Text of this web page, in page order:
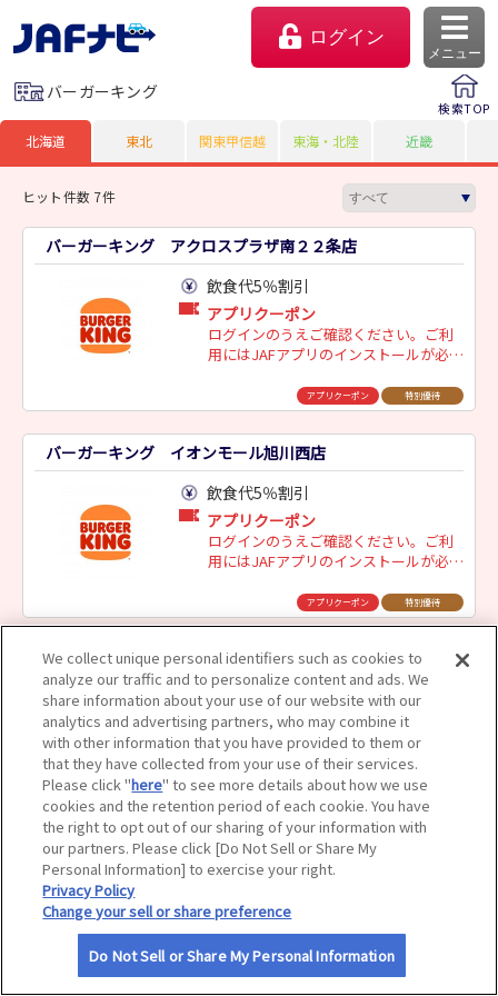
ログイン
メニュー
よくあるご質問
サイトマップ
バーガーキング
検索TOP
北海道 東北 関東甲信越 東海・北陸 近畿
ヒット件数 7件
バーガーキング アクロスプラザ南２２条店
飲食代5％割引
アプリクーポン
ログインのうえご確認ください。ご利
用にはJAFアプリのインストールが必要
アプリクーポン 特別優待
バーガーキング イオンモール旭川西店
飲食代5％割引
アプリクーポン
ログインのうえご確認ください。ご利
用にはJAFアプリのインストールが必要
アプリクーポン 特別優待
バーガーキング 帯広店
飲食代5％割引
アプリクーポン
ログインのうえご確認ください。ご利
用にはJAFアプリのインストールが必要
です。
アプリクーポン 特別優待
バーガーキング 札幌白石店
飲食代5％割引
アプリクーポン
ログインのうえご確認ください。ご利
用にはJAFアプリのインストールが必要
We collect unique personal identifiers such as cookies to
analyze our traffic and to personalize content and ads. We
share information about your use of our website with our
analytics and advertising partners, who may combine it
with other information that you have provided to them or
that they have collected from your use of their services.
Please click "here" to see more details about how we use
cookies and the retention period of each cookie. You have
the right to opt out of our sharing of your information with
our partners. Please click [Do Not Sell or Share My
Personal Information] to exercise your right.
Privacy Policy
Change your sell or share preference
Do Not Sell or Share My Personal Information